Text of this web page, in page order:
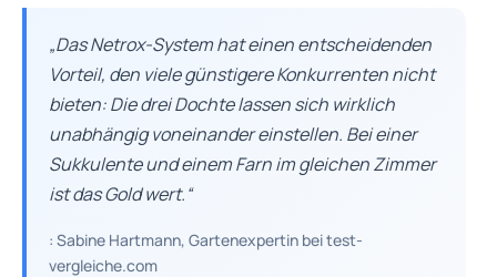
„Das Netrox-System hat einen entscheidenden
Vorteil, den viele günstigere Konkurrenten nicht
bieten: Die drei Dochte lassen sich wirklich
unabhängig voneinander einstellen. Bei einer
Sukkulente und einem Farn im gleichen Zimmer
ist das Gold wert.“
: Sabine Hartmann, Gartenexpertin bei test-
vergleiche.com